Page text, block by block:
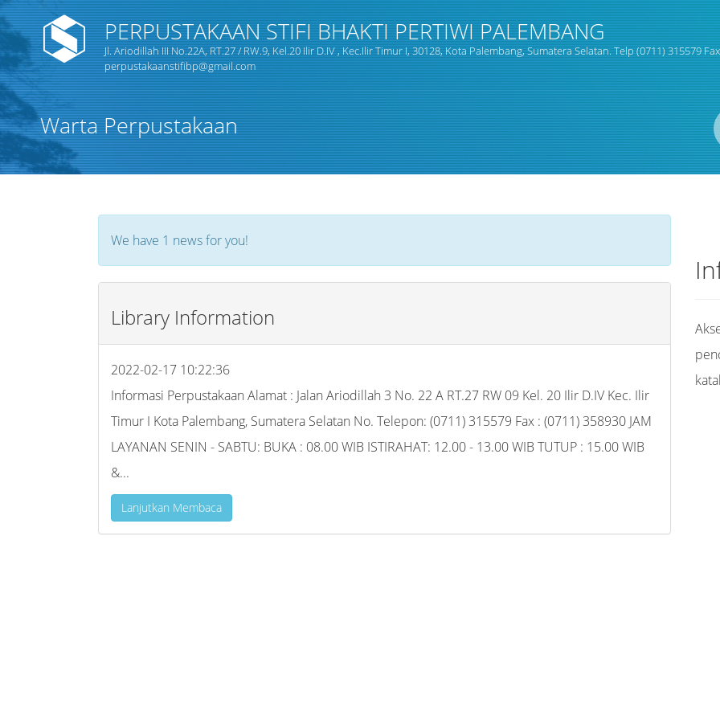
PERPUSTAKAAN STIFI BHAKTI PERTIWI PALEMBANG
Jl. Ariodillah III No.22A, RT.27 / RW.9, Kel.20 Ilir D.IV , Kec.Ilir Timur I, 30128, Kota Palembang, Sumatera Selatan. Telp (0711) 315579
perpustakaanstifibp@gmail.com
Warta Perpustakaan
We have 1 news for you!
Library Information
2022-02-17 10:22:36
Informasi Perpustakaan Alamat : Jalan Ariodillah 3 No. 22 A RT.27 RW 09 Kel. 20 Ilir D.IV Kec. Ilir
Timur I Kota Palembang, Sumatera Selatan No. Telepon: (0711) 315579 Fax : (0711) 358930 JAM
LAYANAN SENIN - SABTU: BUKA : 08.00 WIB ISTIRAHAT: 12.00 - 13.00 WIB TUTUP : 15.00 WIB
&...
Lanjutkan Membaca
Judul Pengarang
Subyek ISBN/ISSN